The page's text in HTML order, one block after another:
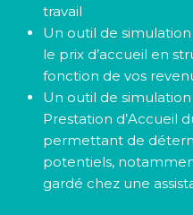
travail
Un outil de
le prix d’accueil en
fonction de vos
Un outil de
Prestation d’Accueil
permettant de
potentiels,
gardé chez une